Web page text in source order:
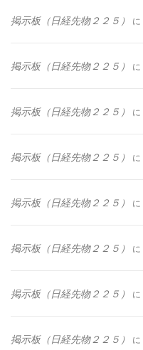
掲示板（日経先物２２５） に
掲示板（日経先物２２５） に
掲示板（日経先物２２５） に
掲示板（日経先物２２５） に
掲示板（日経先物２２５） に
掲示板（日経先物２２５） に
掲示板（日経先物２２５） に
掲示板（日経先物２２５） に